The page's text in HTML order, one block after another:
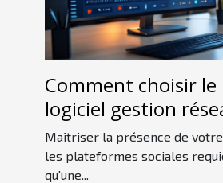
Comment choisir
logiciel gestion
sociaux pour votre
Maîtriser la présence de
les plateformes sociales
qu'une...